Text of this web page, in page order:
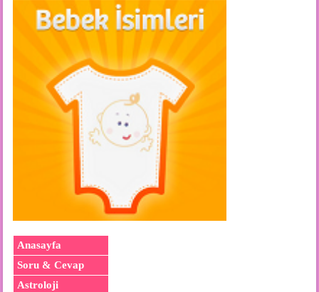
Anasayfa
Soru & Cevap
Astroloji